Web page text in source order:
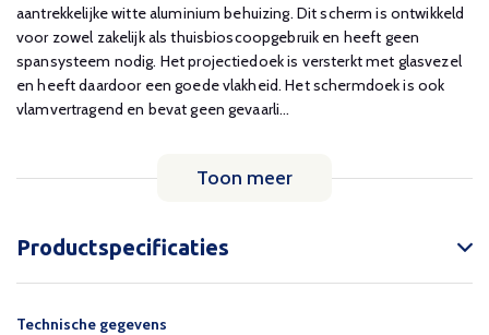
aantrekkelijke witte aluminium behuizing. Dit scherm is ontwikkeld
voor zowel zakelijk als thuisbioscoopgebruik en heeft geen
spansysteem nodig. Het projectiedoek is versterkt met glasvezel
en heeft daardoor een goede vlakheid. Het schermdoek is ook
vlamvertragend en bevat geen gevaarli...
Toon meer
Productspecificaties
Technische gegevens